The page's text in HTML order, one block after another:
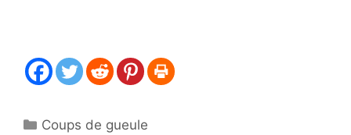
Catégories
Coups de gueule